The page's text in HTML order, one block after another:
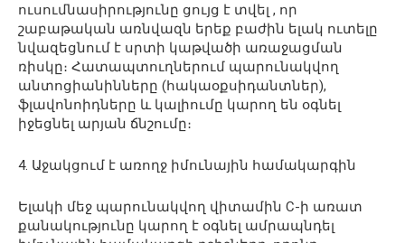
ուսումնասիրությունը ցույց է տվել , որ
շաբաթական առնվազն երեք բաժին ելակ ուտելը
նվազեցնում է սրտի կաթվածի առաջացման
ռիսկը։ Հատապտուղներում պարունակվող
անտոցիանինները (հակաօքսիդանտներ),
ֆլավոնոիդները և կալիումը կարող են օգնել
իջեցնել արյան ճնշումը։
4. Աջակցում է առողջ իմունային համակարգին
Ելակի մեջ պարունակվող վիտամին C-ի առատ
քանակությունը կարող է օգնել ամրապնդել